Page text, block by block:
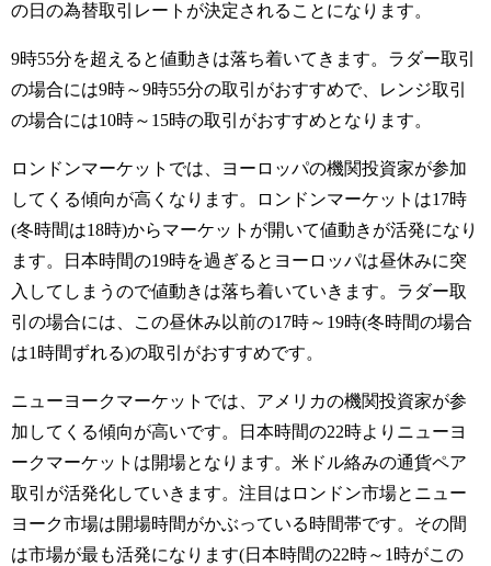
の日の為替取引レートが決定されることになります。
9時55分を超えると値動きは落ち着いてきます。ラダー取引
の場合には9時～9時55分の取引がおすすめで、レンジ取引
の場合には10時～15時の取引がおすすめとなります。
ロンドンマーケットでは、ヨーロッパの機関投資家が参加
してくる傾向が高くなります。ロンドンマーケットは17時
(冬時間は18時)からマーケットが開いて値動きが活発になり
ます。日本時間の19時を過ぎるとヨーロッパは昼休みに突
入してしまうので値動きは落ち着いていきます。ラダー取
引の場合には、この昼休み以前の17時～19時(冬時間の場合
は1時間ずれる)の取引がおすすめです。
ニューヨークマーケットでは、アメリカの機関投資家が参
加してくる傾向が高いです。日本時間の22時よりニューヨ
ークマーケットは開場となります。米ドル絡みの通貨ペア
取引が活発化していきます。注目はロンドン市場とニュー
ヨーク市場は開場時間がかぶっている時間帯です。その間
は市場が最も活発になります(日本時間の22時～1時がこの